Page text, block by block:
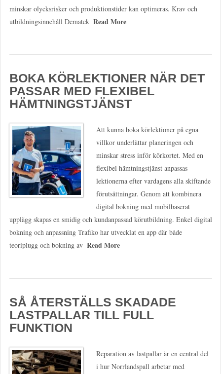
minskar olycksrisker och produktionstider kan optimeras. Krav och
utbildningsinnehåll Dematek Read More
BOKA KÖRLEKTIONER NÄR DET
PASSAR MED FLEXIBEL
HÄMTNINGSTJÄNST
Att kunna boka körlektioner på egna
villkor underlättar planeringen och
minskar stress inför körkortet. Med en
flexibel hämtningstjänst anpassas
lektionerna efter vardagens alla skiftande
förutsättningar. Genom att kombinera
digital bokning med mobilbaserat
upplägg skapas en smidig och kundanpassad körutbildning. Enkel digital
bokning och anpassning Trafiko har utvecklat en app där både
teoriplugg och bokning av Read More
SÅ ÅTERSTÄLLS SKADADE
LASTPALLAR TILL FULL
FUNKTION
Reparation av lastpallar är en central del
i hur Norrlandspall arbetar med